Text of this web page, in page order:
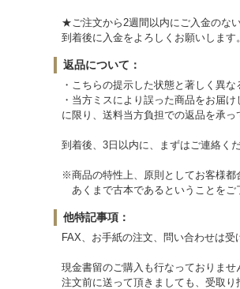
★ご注文から2週間以内にご入金のな
到着後に入金をよろしくお願いします。
返品について：
・こちらの提示した状態と著しく異な
・当方ミスにより誤った商品をお届
に限り、送料当方負担での返品を承っ
到着後、3日以内に、まずはご連絡く
※商品の特性上、原則としてお客様都
あくまで古本であるということをご
他特記事項：
FAX、お手紙の注文、問い合わせは受
現金書留のご購入も行なっておりませ
注文前に送って頂きましても、受取り